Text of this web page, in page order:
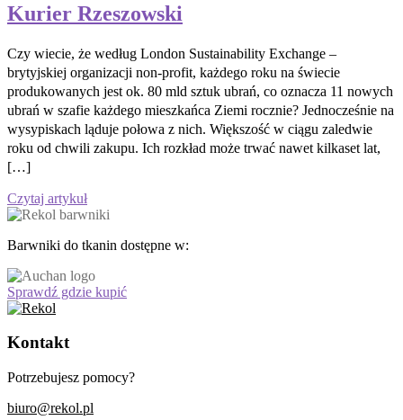
Kurier Rzeszowski
Czy wiecie, że według London Sustainability Exchange –
brytyjskiej organizacji non-profit, każdego roku na świecie
produkowanych jest ok. 80 mld sztuk ubrań, co oznacza 11 nowych
ubrań w szafie każdego mieszkańca Ziemi rocznie? Jednocześnie na
wysypiskach ląduje połowa z nich. Większość w ciągu zaledwie
roku od chwili zakupu. Ich rozkład może trwać nawet kilkaset lat,
[…]
Czytaj artykuł
Barwniki do tkanin dostępne w:
Sprawdź gdzie kupić
Kontakt
Potrzebujesz pomocy?
biuro@rekol.pl